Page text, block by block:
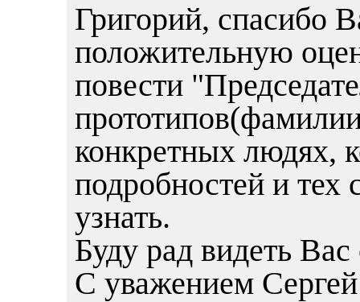
Григорий, спасибо
положительную
повести
конкретных людях,
подробностей и тех
узнать.
Буду рад видеть
С уважением